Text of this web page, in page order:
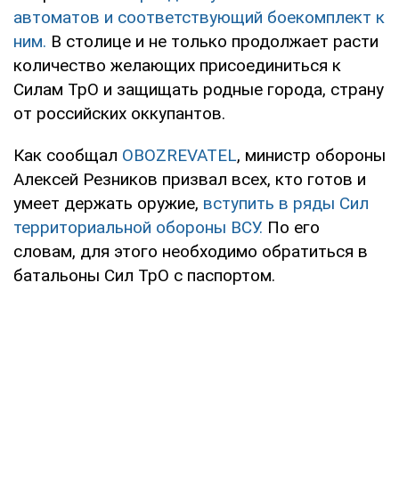
автоматов и соответствующий боекомплект к
ним. В столице и не только продолжает расти
количество желающих присоединиться к
Силам ТрО и защищать родные города, страну
от российских оккупантов.
Как сообщал OBOZREVATEL, министр обороны
Алексей Резников призвал всех, кто готов и
умеет держать оружие, вступить в ряды Сил
территориальной обороны ВСУ. По его
словам, для этого необходимо обратиться в
батальоны Сил ТрО с паспортом.